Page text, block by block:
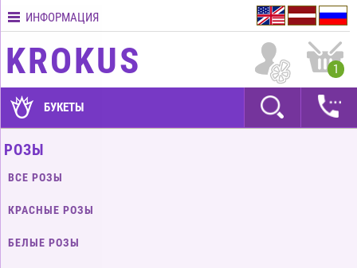
Контакты
Условия
ГАРАНТИИ
оплатить?
Как
заказ?
ИНФОРМАЦИЯ
KROKUS 1
БУКЕТЫ
РОЗЫ
ВСЕ РОЗЫ
КРАСНЫЕ РОЗЫ
БЕЛЫЕ РОЗЫ